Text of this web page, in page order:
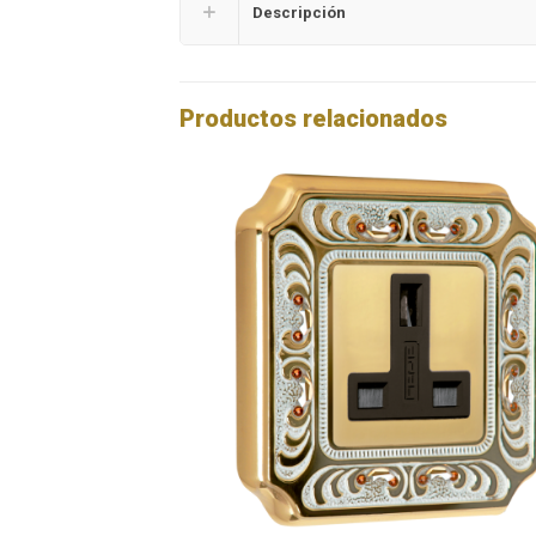
Descripción
Productos relacionados